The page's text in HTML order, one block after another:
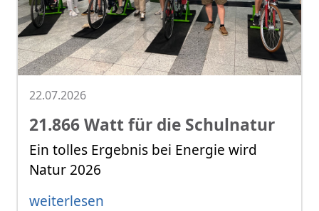
22.07.2026
21.866 Watt für die Schulnatur
Ein tolles Ergebnis bei Energie wird
Natur 2026
weiterlesen